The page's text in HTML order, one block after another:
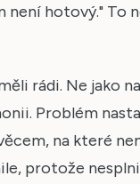
není hotový." To
rádi. Ne jako
Problém
na které
protože